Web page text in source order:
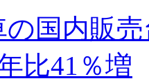
の国内販
比41％増